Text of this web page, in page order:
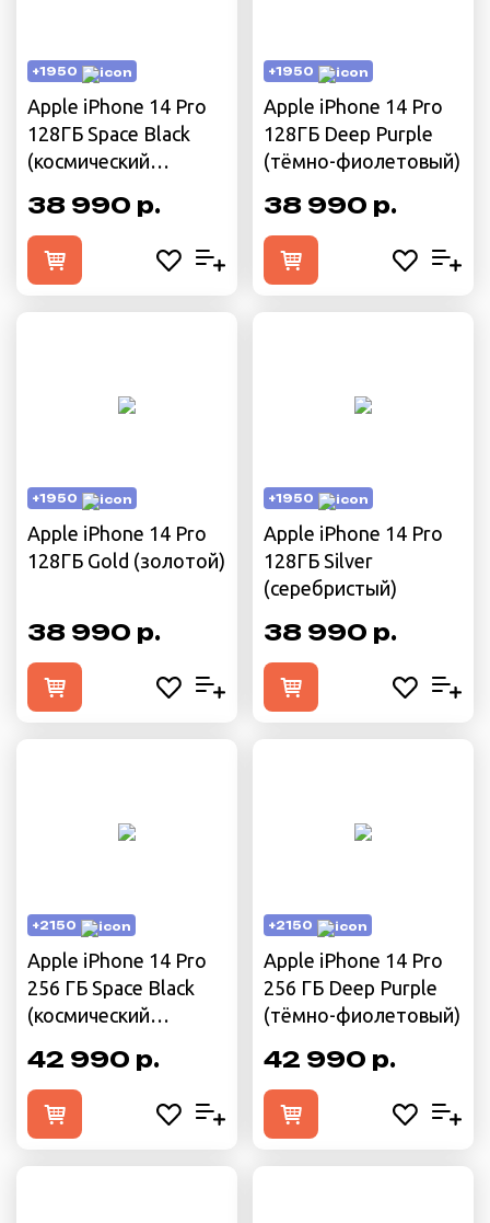
+1950
Apple iPhone 14 Pro
128ГБ Space Black
(космический
38 990 р.
+1950
Apple iPhone 14 Pro
128ГБ Deep Purple
(тёмно-фиолетовый)
38 990 р.
+1950
Apple iPhone 14 Pro
128ГБ Gold (золотой)
38 990 р.
+1950
Apple iPhone 14 Pro
128ГБ Silver
(серебристый)
38 990 р.
+2150
Apple iPhone 14 Pro
256 ГБ Space Black
(космический
42 990 р.
+2150
Apple iPhone 14 Pro
256 ГБ Deep Purple
(тёмно-фиолетовый)
42 990 р.